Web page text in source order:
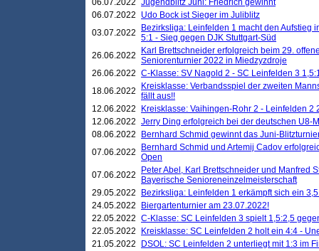
06.07.2022 Jugendblitz Juni: Friedrich gewinnt
06.07.2022
Udo Bock ist Sieger im Juliblitz
03.07.2022
Bezirksliga: Leinfelden 1 macht den Aufstieg
5:1 - Sieg gegen DJK Stuttgart-Süd
26.06.2022
Karl Brettschneider erfolgreich beim 29.
Seniorenturnier 2022 in Miedzyzdroje
26.06.2022 C-Klasse: SV Nagold 2 - SC Leinfelden 3
18.06.2022
Kreisklasse: Verbandsspiel der zweiten
fällt aus!!
12.06.2022
Kreisklasse: Vaihingen-Rohr 2 - Leinfelden 2
12.06.2022 Jerry Ding erfolgreich bei der deutschen U8-
08.06.2022
Bernhard Schmid gewinnt das Juni-
07.06.2022
Bernhard Schmid und Artemij Cadov
Open
07.06.2022
Peter Abel, Karl Brettschneider und Manfred
Bayerische Senioreneinzelmeisterschaft
29.05.2022
Bezirksliga: Leinfelden 1 erkämpft sich ein
24.05.2022
Biergartenturnier am 23.07.2022!
22.05.2022 C-Klasse: SC Leinfelden 3 spielt 1,5:2,5
22.05.2022
Kreisklasse: SC Leinfelden 2 holt ein 4:4 -
21.05.2022
DSOL: SC Leinfelden 2 unterliegt mit 1:3 im